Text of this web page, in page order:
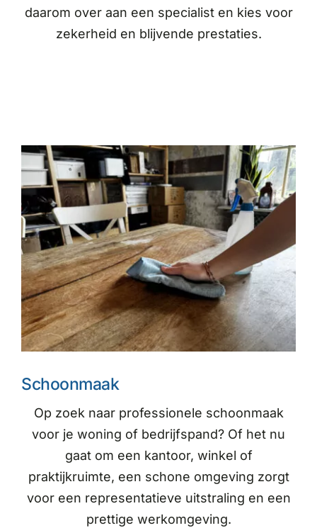
daarom over aan een specialist en kies voor
zekerheid en blijvende prestaties.
Schoonmaak
Op zoek naar professionele schoonmaak
voor je woning of bedrijfspand? Of het nu
gaat om een kantoor, winkel of
praktijkruimte, een schone omgeving zorgt
voor een representatieve uitstraling en een
prettige werkomgeving.